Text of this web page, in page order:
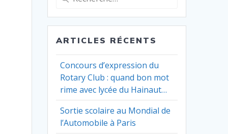
:
ARTICLES RÉCENTS
Concours d’expression du
Rotary Club : quand bon mot
rime avec lycée du Hainaut…
Sortie scolaire au Mondial de
l’Automobile à Paris